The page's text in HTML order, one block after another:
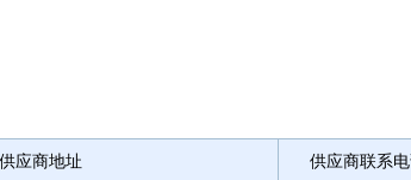
供应商地址 供应商联系